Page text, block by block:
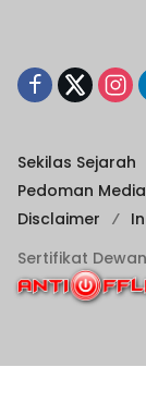
Sekilas Sejarah
Pedoman
Disclaimer
Sertifikat